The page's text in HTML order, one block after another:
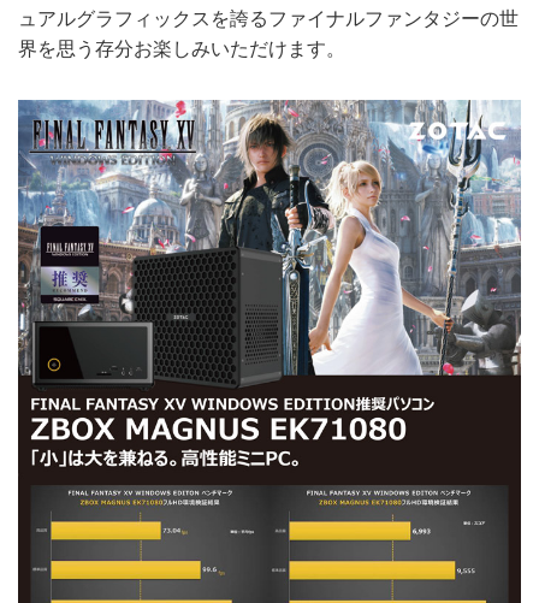
ュアルグラフィックスを誇るファイナルファンタジーの世
界を思う存分お楽しみいただけます。